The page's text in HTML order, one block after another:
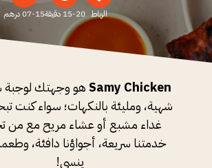
الرباط 15-20 دقيقة 07-15 درهم
Samy Chickenهو وجهتك لوجبة
شهية، ومليئة بالنكهات؛ سواء كنت
غداء مشبع أو عشاء مريح مع من
خدمتنا سريعة، أجواؤنا دافئة،
ينسى!